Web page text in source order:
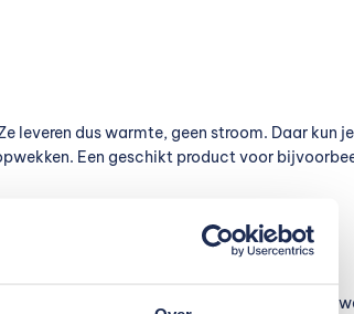
leveren dus warmte, geen stroom. Daar kun
Een geschikt product voor
warmte uit de buitenlucht of de grond warm